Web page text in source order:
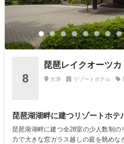
8
琵琶レイクオーツカ
大津 リゾートホテル
琵琶湖湖畔に建つリゾートホテ
琵琶湖湖畔に建つ全28室の少人数制
力で大きな窓ガラス越しの庭を眺めな